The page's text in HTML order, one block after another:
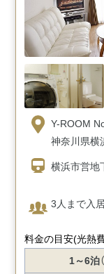
Y-ROOM
神奈川県横
横浜市営地
3人まで入
料金の目安(光熱
1～6泊